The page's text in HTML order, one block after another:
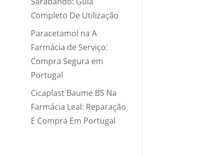
Completo De Utilização
Paracetamol na A
Farmácia de Serviço:
Compra Segura em
Portugal
Cicaplast Baume B5 Na
Farmácia Leal: Reparação
E Compra Em Portugal